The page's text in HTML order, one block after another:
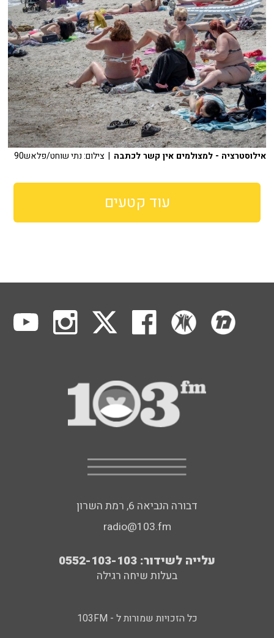
אילוסטרציה - למצולמים אין קשר לכתבה | צילום: נתי שוחט/פלאש90
עוד קטעים
דבורה הנביאה 6, רמת השרון
radio@103.fm
עלייה לשידור: 0552-103-103
בעלות שיחה רגילה
כל הזכויות שמורות ל - 103FM